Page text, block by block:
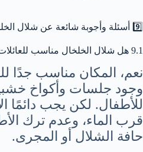
9️⃣ أسئلة وأجوبة شائعة عن شلال الخلخال أذربيجان
9.1 هل شلال الخلخال مناسب للعائلات والأطفال؟
نعم، المكان مناسب جدًا
وجود جلسات وأكواخ
للأطفال. لكن يجب دائمًا
قرب الماء، وعدم ترك
حافة الشلال أو المجرى.